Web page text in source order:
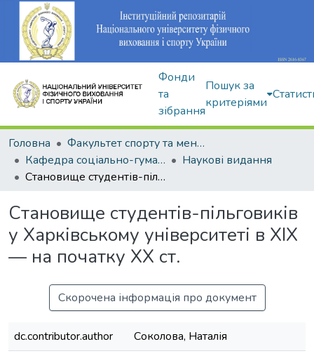
Фонди
та
зібрання
Пошук за
критеріями
Головна
Факультет спорту та менеджменту
Кафедра соціально-гуманітарних дисциплін
Наукові видання
Становище студентів-пільговиків у Харківському університеті в XIX — на початку XX ст.
Становище студентів-пільговиків
у Харківському університеті в XIX
— на початку XX ст.
Скорочена інформація про документ
dc.contributor.author
Соколова, Наталія